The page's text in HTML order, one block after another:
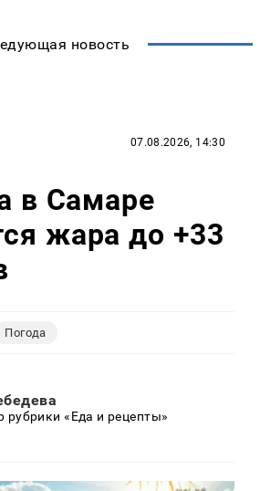
новость
07.08.2026, 14:30
в Самаре
жара до +33
Погода
рубрики «Еда и рецепты»